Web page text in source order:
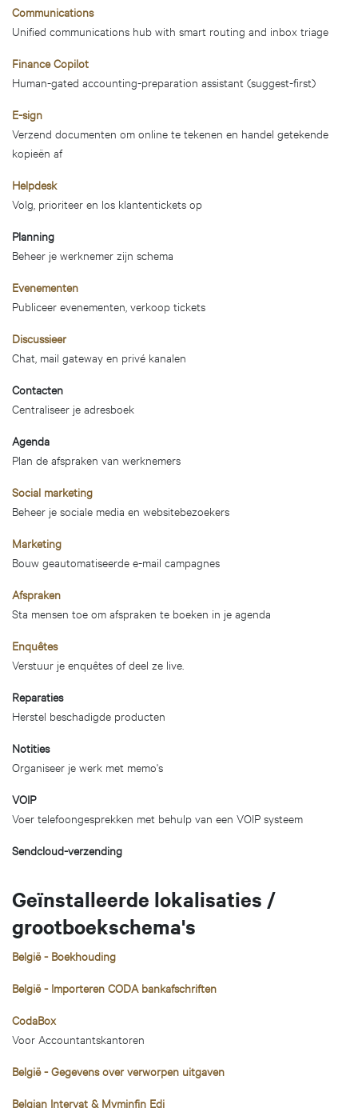
Communications
Unified communications hub with smart routing and inbox triage
Finance Copilot
Human-gated accounting-preparation assistant (suggest-first)
E-sign
Verzend documenten om online te tekenen en handel getekende
kopieën af
Helpdesk
Volg, prioriteer en los klantentickets op
Planning
Beheer je werknemer zijn schema
Evenementen
Publiceer evenementen, verkoop tickets
Discussieer
Chat, mail gateway en privé kanalen
Contacten
Centraliseer je adresboek
Agenda
Plan de afspraken van werknemers
Social marketing
Beheer je sociale media en websitebezoekers
Marketing
Bouw geautomatiseerde e-mail campagnes
Afspraken
Sta mensen toe om afspraken te boeken in je agenda
Enquêtes
Verstuur je enquêtes of deel ze live.
Reparaties
Herstel beschadigde producten
Notities
Organiseer je werk met memo's
VOIP
Voer telefoongesprekken met behulp van een VOIP systeem
Sendcloud-verzending
Geïnstalleerde lokalisaties /
grootboekschema's
België - Boekhouding
België - Importeren CODA bankafschriften
CodaBox
Voor Accountantskantoren
België - Gegevens over verworpen uitgaven
Belgian Intervat & Myminfin Edi